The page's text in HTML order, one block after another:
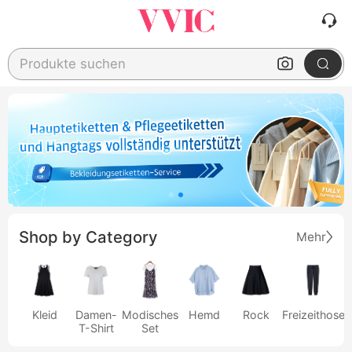
Produkte suchen
Shop by Category Mehr
Kleid
Damen-
T-Shirt
Modisches
Set
Hemd Rock Freizeithose